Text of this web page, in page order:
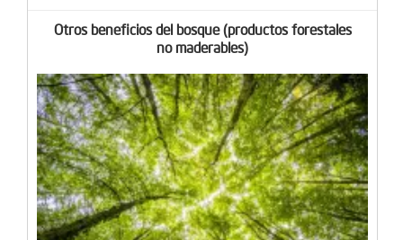
Otros beneficios del bosque (productos forestales
no maderables)